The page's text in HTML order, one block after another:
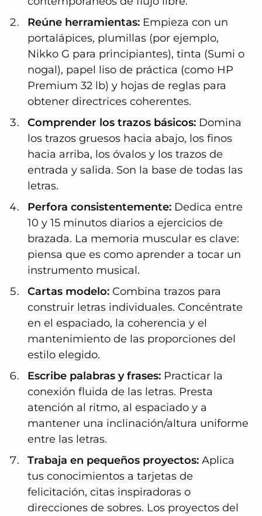
Reúne herramientas: Empieza con un
portalápices, plumillas (por ejemplo,
Nikko G para principiantes), tinta (Sumi o
nogal), papel liso de práctica (como HP
Premium 32 lb) y hojas de reglas para
obtener directrices coherentes.
Comprender los trazos básicos: Domina
los trazos gruesos hacia abajo, los finos
hacia arriba, los óvalos y los trazos de
entrada y salida. Son la base de todas las
letras.
Perfora consistentemente: Dedica entre
10 y 15 minutos diarios a ejercicios de
brazada. La memoria muscular es clave:
piensa que es como aprender a tocar un
instrumento musical.
Cartas modelo: Combina trazos para
construir letras individuales. Concéntrate
en el espaciado, la coherencia y el
mantenimiento de las proporciones del
estilo elegido.
Escribe palabras y frases: Practicar la
conexión fluida de las letras. Presta
atención al ritmo, al espaciado y a
mantener una inclinación/altura uniforme
entre las letras.
Trabaja en pequeños proyectos: Aplica
tus conocimientos a tarjetas de
felicitación, citas inspiradoras o
direcciones de sobres. Los proyectos del